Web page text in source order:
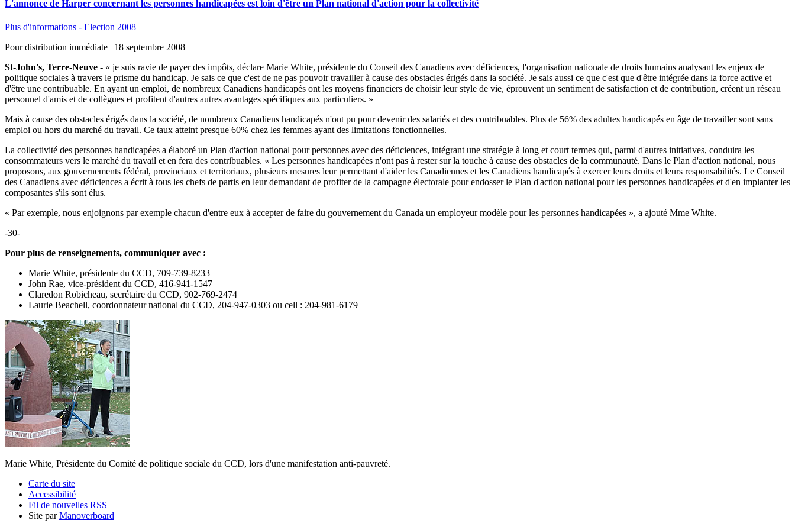
L'annonce de Harper concernant les personnes handicapées est loin d'être un Plan national d'action pour la collectivité
Plus d'informations - Election 2008
Pour distribution immédiate | 18 septembre 2008
St-John's, Terre-Neuve - « je suis ravie de payer des impôts, déclare Marie White, présidente du Conseil des Canadiens avec déficiences, l'organisation nationale de droits humains analysant les enjeux de
politique sociales à travers le prisme du handicap. Je sais ce que c'est de ne pas pouvoir travailler à cause des obstacles érigés dans la société. Je sais aussi ce que c'est que d'être intégrée dans la force active et
d'être une contribuable. En ayant un emploi, de nombreux Canadiens handicapés ont les moyens financiers de choisir leur style de vie, éprouvent un sentiment de satisfaction et de contribution, créent un réseau
personnel d'amis et de collègues et profitent d'autres autres avantages spécifiques aux particuliers. »
Mais à cause des obstacles érigés dans la société, de nombreux Canadiens handicapés n'ont pu pour devenir des salariés et des contribuables. Plus de 56% des adultes handicapés en âge de travailler sont sans
emploi ou hors du marché du travail. Ce taux atteint presque 60% chez les femmes ayant des limitations fonctionnelles.
La collectivité des personnes handicapées a élaboré un Plan d'action national pour personnes avec des déficiences, intégrant une stratégie à long et court termes qui, parmi d'autres initiatives, conduira les
consommateurs vers le marché du travail et en fera des contribuables. « Les personnes handicapées n'ont pas à rester sur la touche à cause des obstacles de la communauté. Dans le Plan d'action national, nous
proposons, aux gouvernements fédéral, provinciaux et territoriaux, plusieurs mesures leur permettant d'aider les Canadiennes et les Canadiens handicapés à exercer leurs droits et leurs responsabilités. Le Conseil
des Canadiens avec déficiences a écrit à tous les chefs de partis en leur demandant de profiter de la campagne électorale pour endosser le Plan d'action national pour les personnes handicapées et d'en implanter les
composantes s'ils sont élus.
« Par exemple, nous enjoignons par exemple chacun d'entre eux à accepter de faire du gouvernement du Canada un employeur modèle pour les personnes handicapées », a ajouté Mme White.
-30-
Pour plus de renseignements, communiquer avec :
Marie White, présidente du CCD, 709-739-8233
John Rae, vice-président du CCD, 416-941-1547
Claredon Robicheau, secrétaire du CCD, 902-769-2474
Laurie Beachell, coordonnateur national du CCD, 204-947-0303 ou cell : 204-981-6179
Marie White, Présidente du Comité de politique sociale du CCD, lors d'une manifestation anti-pauvreté.
Carte du site
Accessibilité
Fil de nouvelles RSS
Site parManoverboard